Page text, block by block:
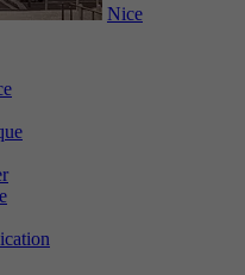
Nice